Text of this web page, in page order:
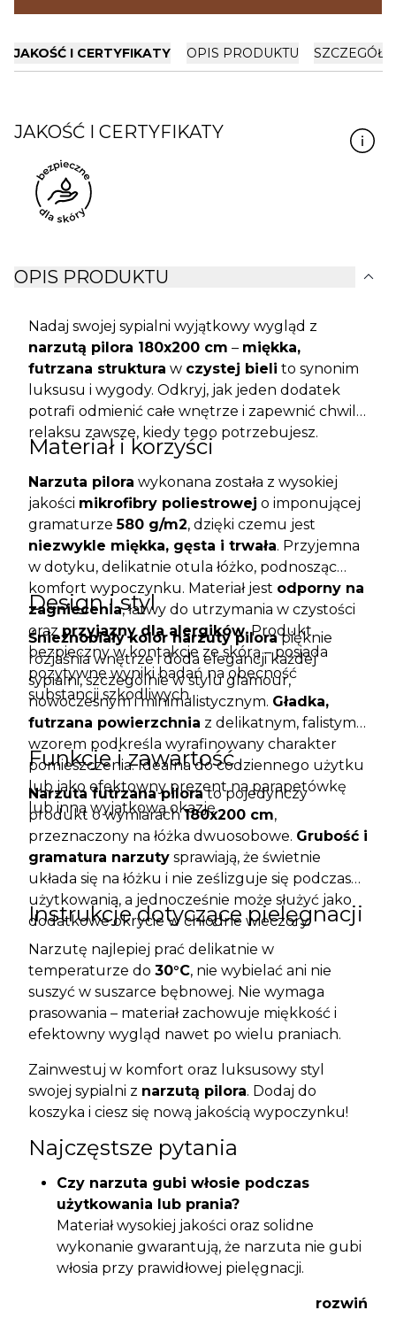
JAKOŚĆ I CERTYFIKATY OPIS PRODUKTU
JAKOŚĆ I CERTYFIKATY
OPIS PRODUKTU expand_more
Nadaj swojej sypialni wyjątkowy wygląd z
narzutą pilora 180x200 cm – miękka,
futrzana struktura w czystej bieli to synonim
luksusu i wygody. Odkryj, jak jeden dodatek
potrafi odmienić całe wnętrze i zapewnić chwilę
relaksu zawsze, kiedy tego potrzebujesz.
Materiał i korzyści
Narzuta pilora wykonana została z wysokiej
jakości mikrofibry poliestrowej o imponującej
gramaturze580 g/m2, dzięki czemu jest
niezwykle miękka, gęsta i trwała. Przyjemna
w dotyku, delikatnie otula łóżko, podnosząc
komfort wypoczynku. Materiał jest odporny na
zagniecenia, łatwy do utrzymania w czystości
oraz przyjazny dla alergików. Produkt
bezpieczny w kontakcie ze skórą – posiada
pozytywne wyniki badań na obecność
substancji szkodliwych.
Design i styl
Śnieżnobiały kolor narzuty pilorapięknie
rozjaśnia wnętrze i doda elegancji każdej
sypialni, szczególnie w stylu glamour,
nowoczesnym i minimalistycznym. Gładka,
futrzana powierzchnia z delikatnym, falistym
wzorem podkreśla wyrafinowany charakter
pomieszczenia. Idealna do codziennego użytku
lub jako efektowny prezent na parapetówkę
lub inną wyjątkową okazję.
Funkcje i zawartość
Narzuta futrzana pilorato pojedynczy
produkt o wymiarach180x200 cm,
przeznaczony na łóżka dwuosobowe. Grubość i
gramatura narzuty sprawiają, że świetnie
układa się na łóżku i nie ześlizguje się podczas
użytkowania, a jednocześnie może służyć jako
dodatkowe okrycie w chłodne wieczory.
Instrukcje dotyczące pielęgnacji
Narzutę najlepiej prać delikatnie w
temperaturze do 30°C, nie wybielać ani nie
suszyć w suszarce bębnowej. Nie wymaga
prasowania – materiał zachowuje miękkość i
efektowny wygląd nawet po wielu praniach.
Zainwestuj w komfort oraz luksusowy styl
swojej sypialni z narzutą pilora. Dodaj do
koszyka i ciesz się nową jakością wypoczynku!
Najczęstsze pytania
Czy narzuta gubi włosie podczas
użytkowania lub prania?
Materiał wysokiej jakości oraz solidne
wykonanie gwarantują, że narzuta nie gubi
włosia przy prawidłowej pielęgnacji.
Oferuje niezwykłą miękkość i przyjemne,
rozwiń